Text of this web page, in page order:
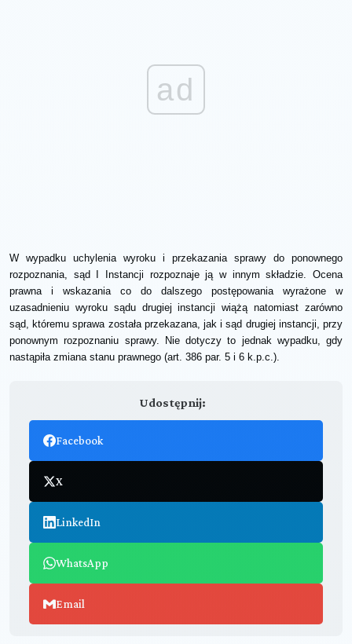
ad
W wypadku uchylenia wyroku i przekazania sprawy do ponownego
rozpoznania, sąd I Instancji rozpoznaje ją w innym składzie. Ocena
prawna i wskazania co do dalszego postępowania wyrażone w
uzasadnieniu wyroku sądu drugiej instancji wiążą natomiast zarówno
sąd, któremu sprawa została przekazana, jak i sąd drugiej instancji, przy
ponownym rozpoznaniu sprawy. Nie dotyczy to jednak wypadku, gdy
nastąpiła zmiana stanu prawnego (art. 386 par. 5 i 6 k.p.c.).
Udostępnij:
Facebook
X
LinkedIn
WhatsApp
Email